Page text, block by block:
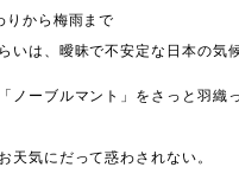
りから梅雨まで
いは、曖昧で不安定な日本の気候
ノーブルマント」をさっと羽織
天気にだって惑わされない。